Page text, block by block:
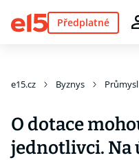
Předplatné
e15.cz Byznys
O dotace
jednotlivci. Na